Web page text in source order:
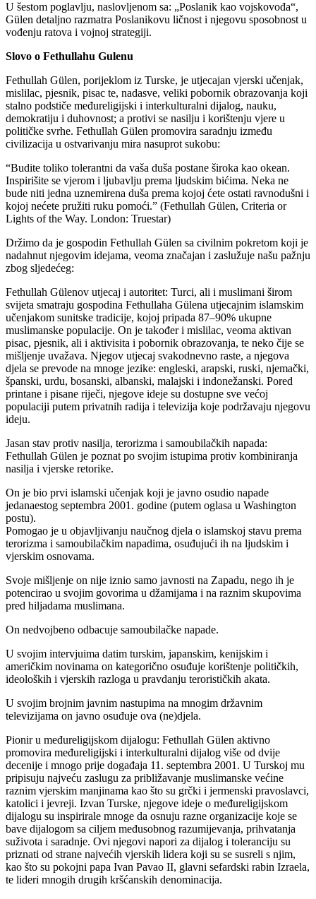
U šestom poglavlju, naslovljenom sa: „Poslanik kao vojskovođa“,
Gülen detaljno razmatra Poslanikovu ličnost i njegovu sposobnost u
vođenju ratova i vojnoj strategiji.
Slovo o Fethullahu Gulenu
Fethullah Gülen, porijeklom iz Turske, je utjecajan vjerski učenjak,
mislilac, pjesnik, pisac te, nadasve, veliki pobornik obrazovanja koji
stalno podstiče međureligijski i interkulturalni dijalog, nauku,
demokratiju i duhovnost; a protivi se nasilju i korištenju vjere u
političke svrhe. Fethullah Gülen promovira saradnju između
civilizacija u ostvarivanju mira nasuprot sukobu:
“Budite toliko tolerantni da vaša duša postane široka kao okean.
Inspirišite se vjerom i ljubavlju prema ljudskim bićima. Neka ne
bude niti jedna uznemirena duša prema kojoj ćete ostati ravnodušni i
kojoj nećete pružiti ruku pomoći.” (Fethullah Gülen, Criteria or
Lights of the Way. London: Truestar)
Držimo da je gospodin Fethullah Gülen sa civilnim pokretom koji je
nadahnut njegovim idejama, veoma značajan i zaslužuje našu pažnju
zbog sljedećeg:
Fethullah Gülenov utjecaj i autoritet: Turci, ali i muslimani širom
svijeta smatraju gospodina Fethullaha Gülena utjecajnim islamskim
učenjakom sunitske tradicije, kojoj pripada 87–90% ukupne
muslimanske populacije. On je također i mislilac, veoma aktivan
pisac, pjesnik, ali i aktivisita i pobornik obrazovanja, te neko čije se
mišljenje uvažava. Njegov utjecaj svakodnevno raste, a njegova
djela se prevode na mnoge jezike: engleski, arapski, ruski, njemački,
španski, urdu, bosanski, albanski, malajski i indonežanski. Pored
printane i pisane riječi, njegove ideje su dostupne sve većoj
populaciji putem privatnih radija i televizija koje podržavaju njegovu
ideju.
Jasan stav protiv nasilja, terorizma i samoubilačkih napada:
Fethullah Gülen je poznat po svojim istupima protiv kombiniranja
nasilja i vjerske retorike.
On je bio prvi islamski učenjak koji je javno osudio napade
jedanaestog septembra 2001. godine (putem oglasa u Washington
postu).
Pomogao je u objavljivanju naučnog djela o islamskoj stavu prema
terorizma i samoubilačkim napadima, osuđujući ih na ljudskim i
vjerskim osnovama.
Svoje mišljenje on nije iznio samo javnosti na Zapadu, nego ih je
potencirao u svojim govorima u džamijama i na raznim skupovima
pred hiljadama muslimana.
On nedvojbeno odbacuje samoubilačke napade.
U svojim intervjuima datim turskim, japanskim, kenijskim i
američkim novinama on kategorično osuđuje korištenje političkih,
ideoloških i vjerskih razloga u pravdanju terorističkih akata.
U svojim brojnim javnim nastupima na mnogim državnim
televizijama on javno osuđuje ova (ne)djela.
Pionir u međureligijskom dijalogu: Fethullah Gülen aktivno
promovira međureligijski i interkulturalni dijalog više od dvije
decenije i mnogo prije događaja 11. septembra 2001. U Turskoj mu
pripisuju najveću zaslugu za približavanje muslimanske većine
raznim vjerskim manjinama kao što su grčki i jermenski pravoslavci,
katolici i jevreji. Izvan Turske, njegove ideje o međureligijskom
dijalogu su inspirirale mnoge da osnuju razne organizacije koje se
bave dijalogom sa ciljem međusobnog razumijevanja, prihvatanja
suživota i saradnje. Ovi njegovi napori za dijalog i toleranciju su
priznati od strane najvećih vjerskih lidera koji su se susreli s njim,
kao što su pokojni papa Ivan Pavao II, glavni sefardski rabin Izraela,
te lideri mnogih drugih kršćanskih denominacija.